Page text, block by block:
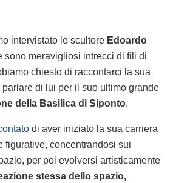
intervistato lo scultore Edoardo
sono meravigliosi intrecci di fili di
chiesto di raccontarci la sua
di lui per il suo ultimo grande
della Basilica di Siponto.
di aver iniziato la sua carriera
figurative, concentrandosi sui
per poi evolversi artisticamente
stessa dello spazio,